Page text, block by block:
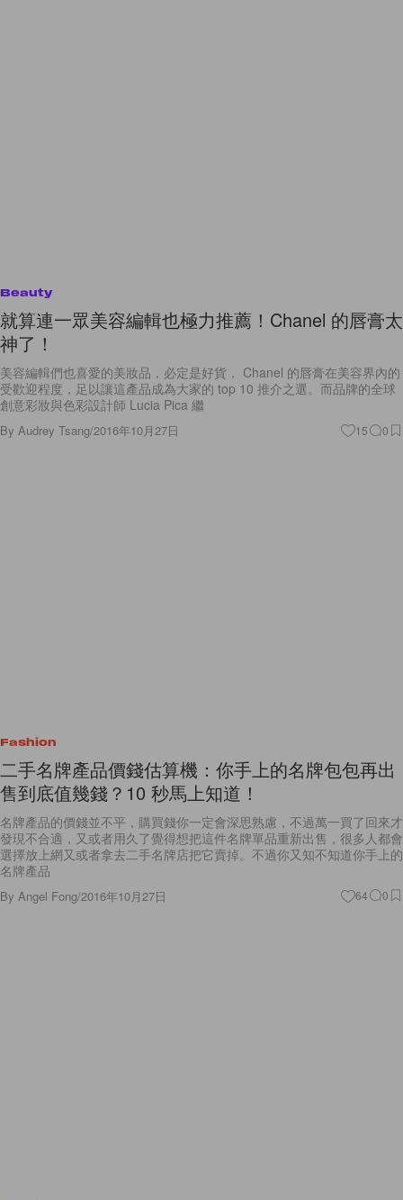
Beauty
就算連一眾美容編輯也極力推薦！Chanel 的唇膏太
神了！
美容編輯們也喜愛的美妝品，必定是好貨， Chanel 的唇膏在美容界內的
受歡迎程度，足以讓這產品成為大家的 top 10 推介之選。而品牌的全球
創意彩妝與色彩設計師 Lucia Pica 繼
By Audrey Tsang/2016年10月27日 15 0
Fashion
二手名牌產品價錢估算機：你手上的名牌包包再出
售到底值幾錢？10 秒馬上知道！
名牌產品的價錢並不平，購買錢你一定會深思熟慮，不過萬一買了回來才
發現不合適，又或者用久了覺得想把這件名牌單品重新出售，很多人都會
選擇放上網又或者拿去二手名牌店把它賣掉。不過你又知不知道你手上的
名牌產品
By Angel Fong/2016年10月27日 64 0